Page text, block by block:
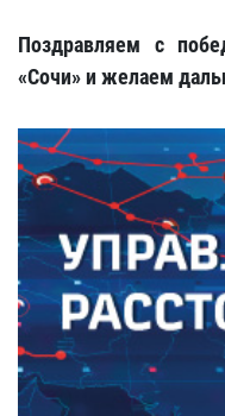
Поздравляем с
«Сочи» и желаем